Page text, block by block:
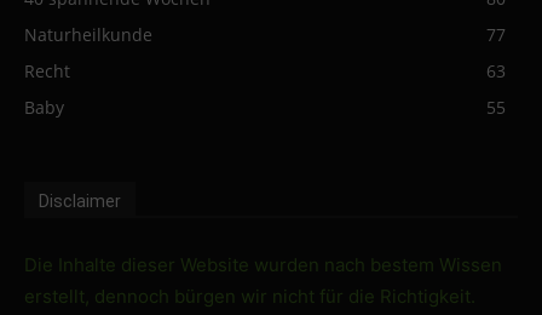
Naturheilkunde
77
Recht
63
Baby
55
Disclaimer
Die Inhalte dieser Website wurden nach bestem Wissen
erstellt, dennoch bürgen wir nicht für die Richtigkeit.